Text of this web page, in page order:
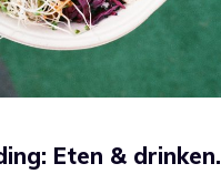
Eten & drinken.